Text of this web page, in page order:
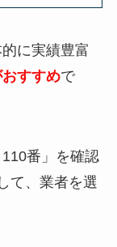
に実績豊富
すすめで
番」を確認
て、業者を選